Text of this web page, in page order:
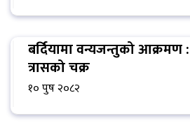
बर्दियामा वन्यजन्तुको आक्रमण :
त्रासको चक्र
१० पुष २०८२